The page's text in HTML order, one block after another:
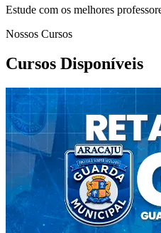
Estude com os melhores
Nossos Cursos
Cursos Disponíveis